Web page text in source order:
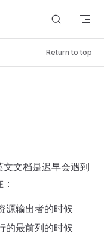
Return to top
文档是迟早会遇到
源输出者的时候
的最前列的时候